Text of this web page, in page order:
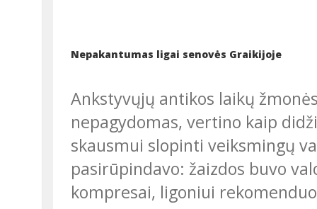
Nepakantumas ligai senovės Graikijoje
Ankstyvųjų antikos laikų žmonės ligas, ypač ilgai besitęsiančias ir
nepagydomas, vertino kaip
skausmui slopinti veiksmingų
pasirūpindavo: žaizdos buvo
kompresai, ligoniui